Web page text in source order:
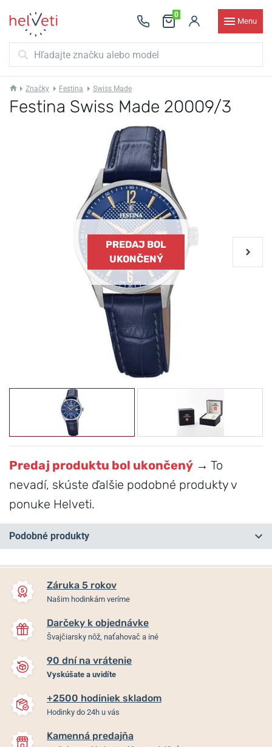
0
Menu
Značky Festina Swiss Made
Festina Swiss Made 20009/3
PREDAJ BOL
UKONČENÝ
Predaj produktu bol ukončený → To
nevadí, skúste ďalšie podobné produkty v
ponuke Helveti.
Podobné produkty
Festina Swiss Made Chrono
20040/5
Skladom
Záruka 5 rokov
Našim hodinkám veríme
Darčeky k objednávke
Švajčiarsky nôž, naťahovač a iné
90 dní na vrátenie
Vyskúšate a uvidíte
+2500 hodiniek skladom
Hodinky do 24h u vás
Kamenná predajňa